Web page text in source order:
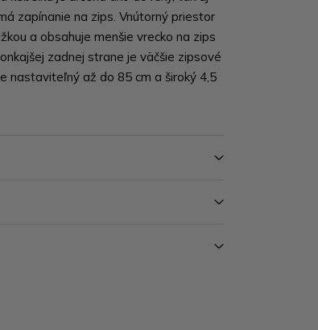
zapínanie na zips. Vnútorný priestor
a obsahuje menšie vrecko na zips
zadnej strane je väčšie zipsové
nastaviteľný až do 85 cm a široký 4,5